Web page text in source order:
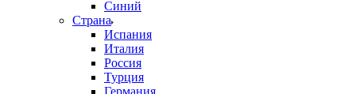
Синий
Страна
Испания
Италия
Россия
Турция